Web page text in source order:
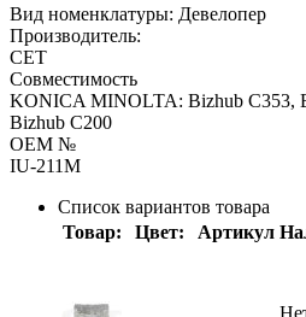
Вид номенклатуры: Девелопер
Производитель:
CET
Совместимость
KONICA MINOLTA: Bizhub C353,
Bizhub C200
OEM №
IU-211M
Список вариантов товара
Товар:
Цвет: Артикул